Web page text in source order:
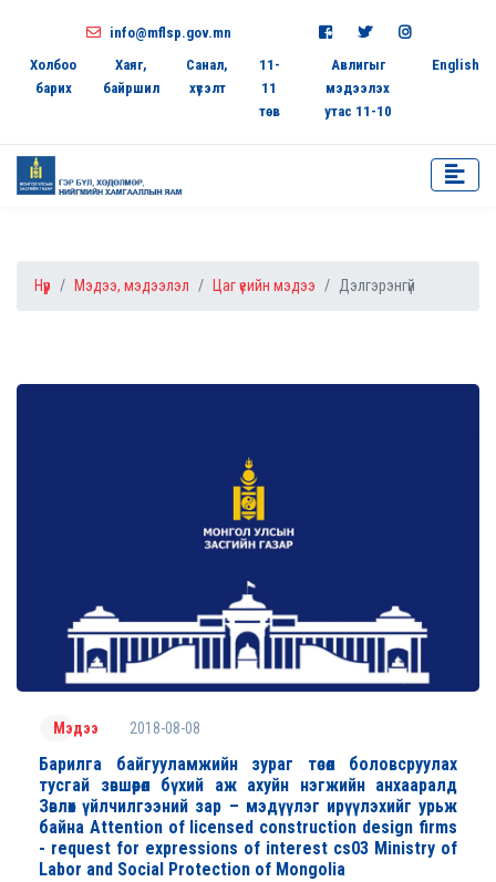
info@mflsp.gov.mn
Холбоо
барих
Хаяг,
байршил
Санал,
хүсэлт
11-
11
төв
Авлигыг
мэдээлэх
утас 11-10
English
Нүүр Мэдээ, мэдээлэл Цаг үеийн мэдээ Дэлгэрэнгүй
Мэдээ 2018-08-08
Барилга байгууламжийн зураг төсөл боловсруулах
тусгай зөвшөөрөл бүхий аж ахуйн нэгжийн анхааралд
Зөвлөх үйлчилгээний зар – мэдүүлэг ирүүлэхийг урьж
байна Attention of licensed construction design firms
- request for expressions of interest cs03 Ministry of
Labor and Social Protection of Mongolia